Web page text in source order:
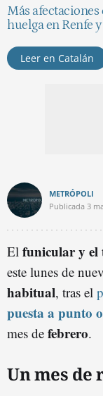
Más afectaciones
huelga en Renfe
Leer en Catalán
METRÓPOLI
Publicada 3
El funicular y el
este lunes de
habitual, tras el
puesta a punto
mes de febrero.
Un mes de